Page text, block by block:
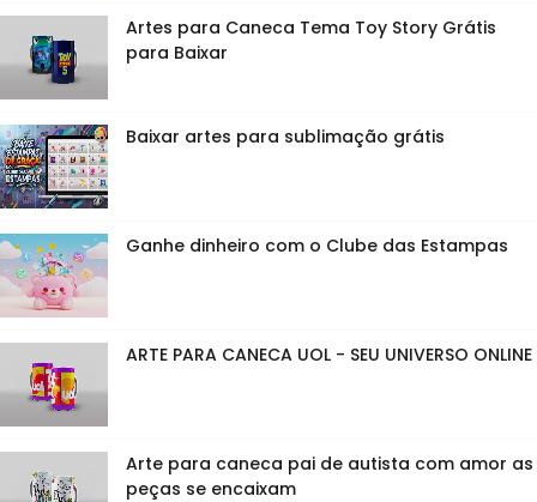
Artes para Caneca Tema Toy Story Grátis
para Baixar
Baixar artes para sublimação grátis
Ganhe dinheiro com o Clube das Estampas
ARTE PARA CANECA UOL - SEU UNIVERSO ONLINE
Arte para caneca pai de autista com amor as
peças se encaixam